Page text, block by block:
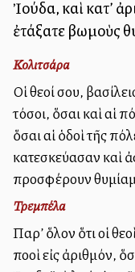
Ἰούδα, καὶ κατ’
ἐτάξατε βωμοὺς
Κολιτσάρα
Οἱ θεοί σου,
τόσοι, ὅσαι καὶ αἱ
ὅσαι αἱ ὁδοὶ τῆς
κατεσκεύασαν καὶ
προσφέρουν
Τρεμπέλα
Παρ’ ὅλον ὅτι οἱ
πολλοὶ εἰς